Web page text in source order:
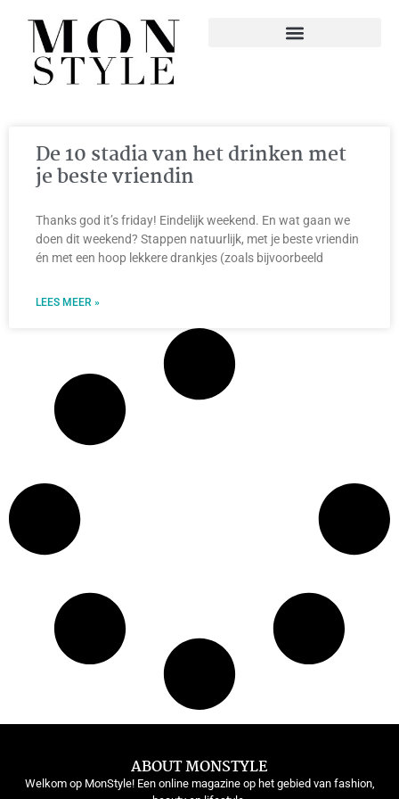
De 10 stadia van het drinken met
je beste vriendin
Thanks god it’s friday! Eindelijk weekend. En wat gaan we
doen dit weekend? Stappen natuurlijk, met je beste vriendin
én met een hoop lekkere drankjes (zoals bijvoorbeeld
LEES MEER »
ABOUT MONSTYLE
Welkom op MonStyle! Een online magazine op het gebied van fashion,